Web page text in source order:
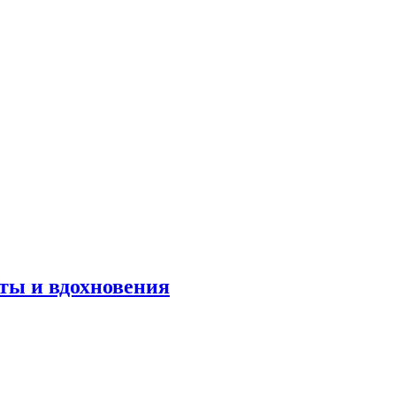
и вдохновения